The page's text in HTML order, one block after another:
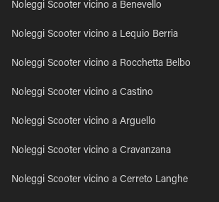
Noleggi Scooter vicino a Benevello
Noleggi Scooter vicino a Lequio Berria
Noleggi Scooter vicino a Rocchetta Belbo
Noleggi Scooter vicino a Castino
Noleggi Scooter vicino a Arguello
Noleggi Scooter vicino a Cravanzana
Noleggi Scooter vicino a Cerreto Langhe